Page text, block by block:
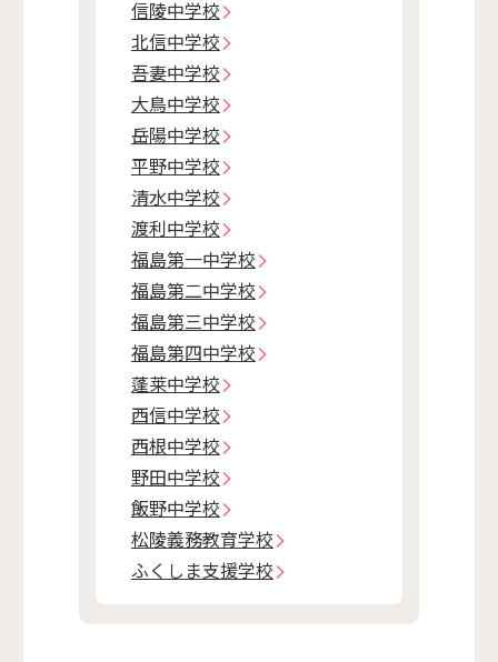
信陵中学校
北信中学校
吾妻中学校
大鳥中学校
岳陽中学校
平野中学校
清水中学校
渡利中学校
福島第一中学校
福島第二中学校
福島第三中学校
福島第四中学校
蓬莱中学校
西信中学校
西根中学校
野田中学校
飯野中学校
松陵義務教育学校
ふくしま支援学校